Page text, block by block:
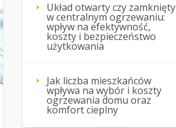
Układ otwarty czy zamknięty
w centralnym ogrzewaniu:
wpływ na efektywność,
koszty i bezpieczeństwo
użytkowania
Jak liczba mieszkańców
wpływa na wybór i koszty
ogrzewania domu oraz
komfort cieplny